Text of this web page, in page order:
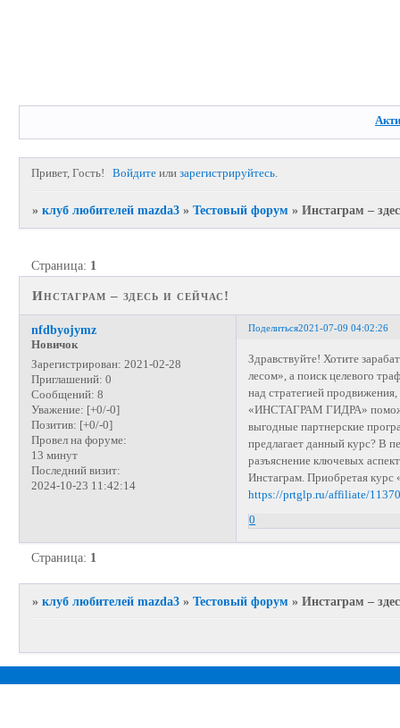
Привет, Гость! Войдите илизарегистрируйтесь.
»клуб любителей mazda3 »Тестовый форум »Инстаграм –
Инстаграм – здесь и сейчас!
Страница: 1
Поделиться2021-07-09 04:02:26
nfdbyojymz
Новичок
Зарегистрирован: 2021-02-28
Приглашений: 0
Сообщений: 8
Уважение: [+0/-0]
Позитив: [+0/-0]
Провел на форуме:
13 минут
Последний визит:
2024-10-23 11:42:14
Здравствуйте! Хотите
лесом», а поиск целевого
над стратегией
«ИНСТАГРАМ ГИДРА»
выгодные партнерские
предлагает данный курс? В
разъяснение ключевых
Инстаграм. Приобретая
https://prtglp.ru/affiliate/
0
Страница: 1
»клуб любителей mazda3 »Тестовый форум »Инстаграм –